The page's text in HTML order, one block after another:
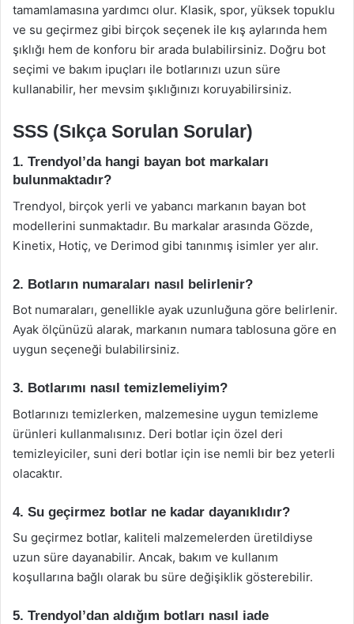
tamamlamasına yardımcı olur. Klasik, spor, yüksek topuklu
ve su geçirmez gibi birçok seçenek ile kış aylarında hem
şıklığı hem de konforu bir arada bulabilirsiniz. Doğru bot
seçimi ve bakım ipuçları ile botlarınızı uzun süre
kullanabilir, her mevsim şıklığınızı koruyabilirsiniz.
SSS (Sıkça Sorulan Sorular)
1. Trendyol’da hangi bayan bot markaları
bulunmaktadır?
Trendyol, birçok yerli ve yabancı markanın bayan bot
modellerini sunmaktadır. Bu markalar arasında Gözde,
Kinetix, Hotiç, ve Derimod gibi tanınmış isimler yer alır.
2. Botların numaraları nasıl belirlenir?
Bot numaraları, genellikle ayak uzunluğuna göre belirlenir.
Ayak ölçünüzü alarak, markanın numara tablosuna göre en
uygun seçeneği bulabilirsiniz.
3. Botlarımı nasıl temizlemeliyim?
Botlarınızı temizlerken, malzemesine uygun temizleme
ürünleri kullanmalısınız. Deri botlar için özel deri
temizleyiciler, suni deri botlar için ise nemli bir bez yeterli
olacaktır.
4. Su geçirmez botlar ne kadar dayanıklıdır?
Su geçirmez botlar, kaliteli malzemelerden üretildiyse
uzun süre dayanabilir. Ancak, bakım ve kullanım
koşullarına bağlı olarak bu süre değişiklik gösterebilir.
5. Trendyol’dan aldığım botları nasıl iade